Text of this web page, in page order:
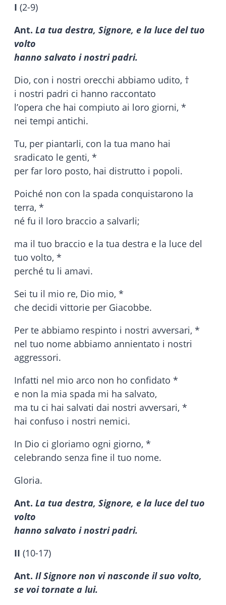
I (2-9)
Ant. La tua destra, Signore, e la luce del tuo
volto
hanno salvato i nostri padri.
Dio, con i nostri orecchi abbiamo udito, †
i nostri padri ci hanno raccontato
l’opera che hai compiuto ai loro giorni, *
nei tempi antichi.
Tu, per piantarli, con la tua mano hai
sradicato le genti, *
per far loro posto, hai distrutto i popoli.
Poiché non con la spada conquistarono la
terra, *
né fu il loro braccio a salvarli;
ma il tuo braccio e la tua destra e la luce del
tuo volto, *
perché tu li amavi.
Sei tu il mio re, Dio mio, *
che decidi vittorie per Giacobbe.
Per te abbiamo respinto i nostri avversari, *
nel tuo nome abbiamo annientato i nostri
aggressori.
Infatti nel mio arco non ho confidato *
e non la mia spada mi ha salvato,
ma tu ci hai salvati dai nostri avversari, *
hai confuso i nostri nemici.
In Dio ci gloriamo ogni giorno, *
celebrando senza fine il tuo nome.
Gloria.
Ant. La tua destra, Signore, e la luce del tuo
volto
hanno salvato i nostri padri.
II (10-17)
Ant. Il Signore non vi nasconde il suo volto,
se voi tornate a lui.